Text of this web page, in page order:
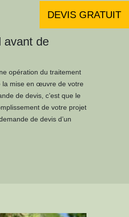
DEVIS GRATUIT
avant de
opération du traitement
la mise en œuvre de votre
de devis, c’est que le
de votre projet
de devis d’un